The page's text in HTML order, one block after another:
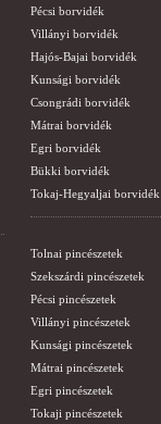
Pécsi borvidék
Villányi borvidék
Hajós-Bajai borvidék
Kunsági borvidék
Csongrádi borvidék
Mátrai borvidék
Egri borvidék
Bükki borvidék
Tokaj-Hegyaljai borvidék
Tolnai pincészetek
Szekszárdi pincészetek
Pécsi pincészetek
Villányi pincészetek
Kunsági pincészetek
Mátrai pincészetek
Egri pincészetek
Tokaji pincészetek